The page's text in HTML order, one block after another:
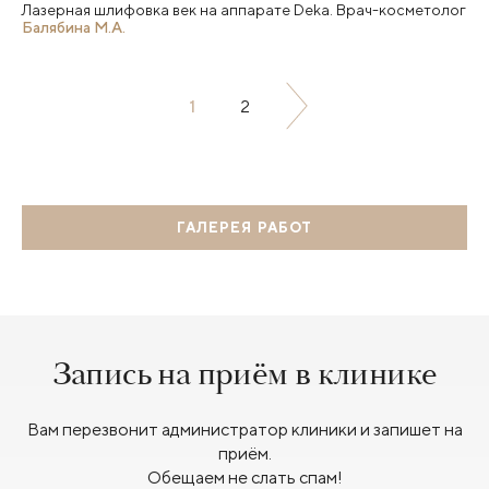
Лазерная шлифовка век на аппарате Deka. Врач-косметолог
Балябина М.А.
1 2
ГАЛЕРЕЯ РАБОТ
Запись на приём в клинике
Вам перезвонит администратор клиники и запишет на
приём.
Обещаем не слать спам!